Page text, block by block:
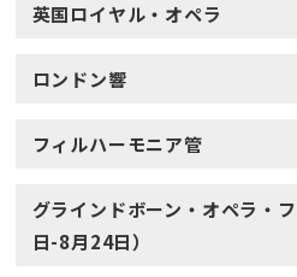
英国ロイヤル・オペラ
ロンドン響
フィルハーモニア管
グラインドボーン・オペラ・
日-8月24日）